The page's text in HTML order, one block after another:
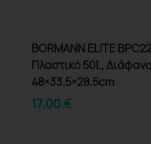
BORMANN ELITE
Πλαστικό 50L,
48×33.5×28.5cm
17.00€